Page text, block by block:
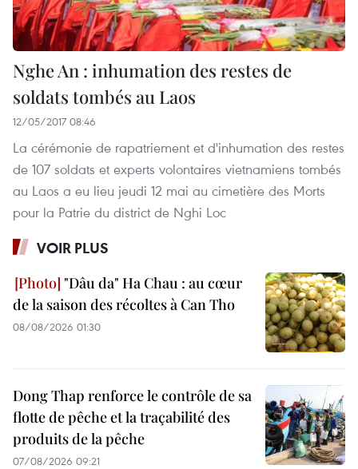
Nghe An : inhumation des restes de
soldats tombés au Laos
12/05/2017 08:46
La cérémonie de rapatriement et d'inhumation des restes
de 107 soldats et experts volontaires vietnamiens tombés
au Laos a eu lieu jeudi 12 mai au cimetière des Morts
pour la Patrie du district de Nghi Loc
VOIR PLUS
"Dâu da" Ha Chau : au cœur
de la saison des récoltes à Can Tho
08/08/2026 01:30
Dong Thap renforce le contrôle de sa
flotte de pêche et la traçabilité des
produits de la pêche
07/08/2026 09:21